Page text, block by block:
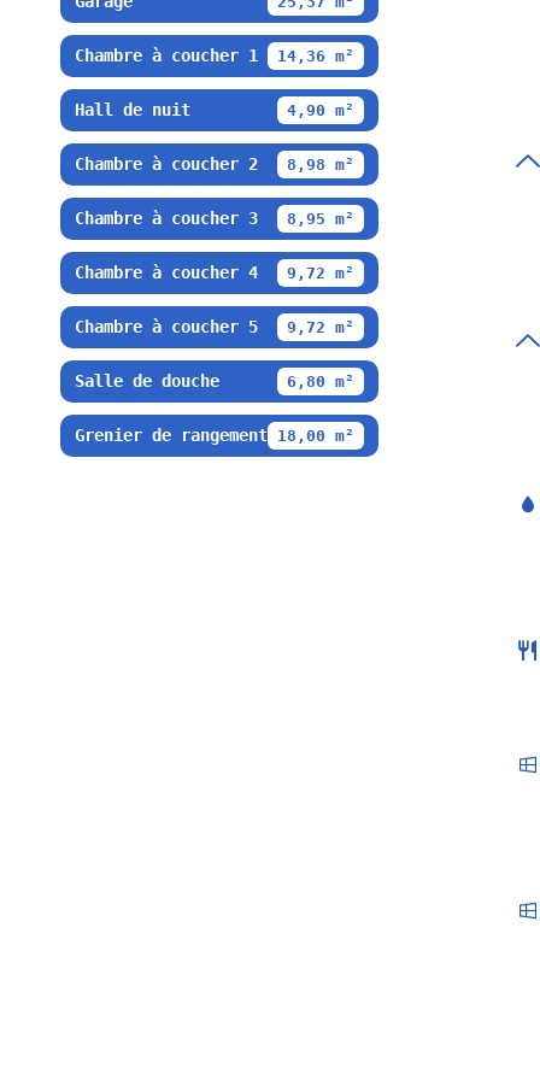
Chambre à coucher 1 14,36 m²
Hall de nuit 4,90 m²
Chambre à coucher 2 8,98 m²
Chambre à coucher 3 8,95 m²
Chambre à coucher 4 9,72 m²
Chambre à coucher 5 9,72 m²
Salle de douche 6,80 m²
Grenier de rangement 18,00 m²